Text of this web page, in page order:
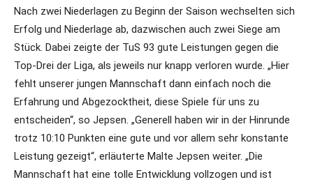
Nach zwei Niederlagen zu Beginn der Saison wechselten sich
Erfolg und Niederlage ab, dazwischen auch zwei Siege am
Stück. Dabei zeigte der TuS 93 gute Leistungen gegen die
Top-Drei der Liga, als jeweils nur knapp verloren wurde. „Hier
fehlt unserer jungen Mannschaft dann einfach noch die
Erfahrung und Abgezocktheit, diese Spiele für uns zu
entscheiden“, so Jepsen. „Generell haben wir in der Hinrunde
trotz 10:10 Punkten eine gute und vor allem sehr konstante
Leistung gezeigt“, erläuterte Malte Jepsen weiter. „Die
Mannschaft hat eine tolle Entwicklung vollzogen und ist